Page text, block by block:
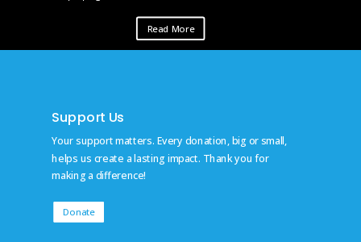
Read More
Support Us
Your support matters. Every donation, big or small,
helps us create a lasting impact. Thank you for
making a difference!
Donate